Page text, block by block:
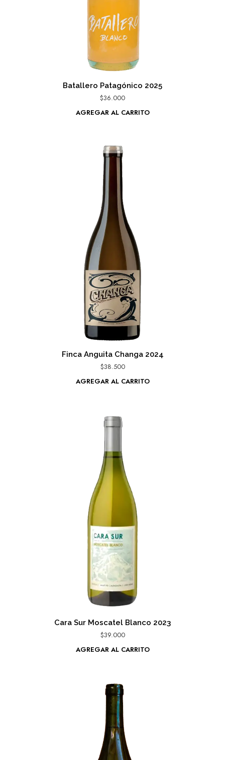
Batallero Patagónico 2025
$36.000
AGREGAR AL CARRITO
Finca Anguita Changa 2024
$38.500
AGREGAR AL CARRITO
Cara Sur Moscatel Blanco 2023
$39.000
AGREGAR AL CARRITO